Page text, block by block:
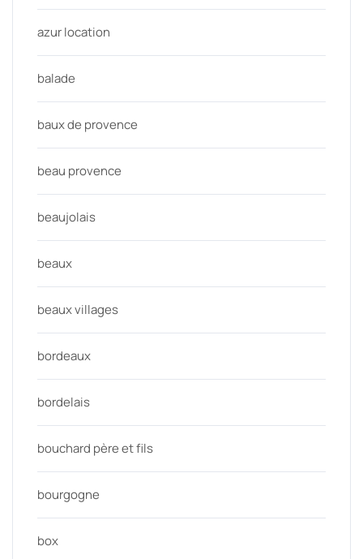
azur location
balade
baux de provence
beau provence
beaujolais
beaux
beaux villages
bordeaux
bordelais
bouchard père et fils
bourgogne
box